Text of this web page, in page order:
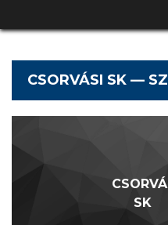
CSORVÁSI SK —
SK